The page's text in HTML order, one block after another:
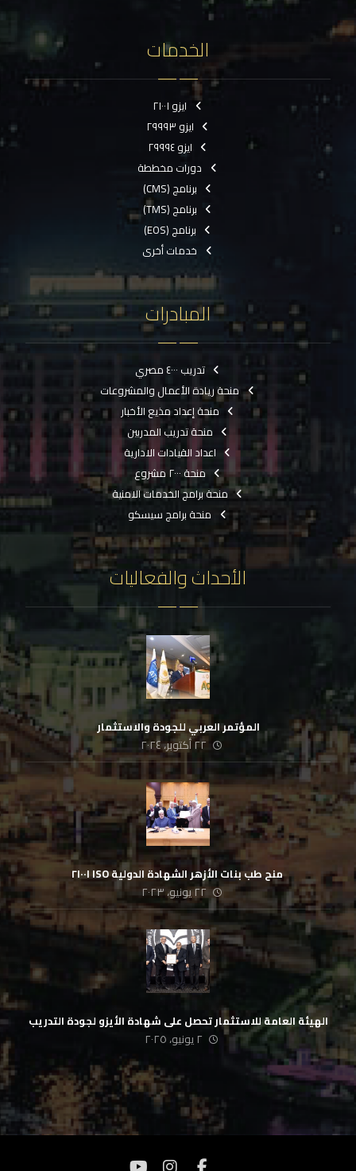
الخدمات
ايزو ٢١٠٠١
ايزو ٢٩٩٩٣
ايزو ٢٩٩٩٤
دورات مخططة
برنامج (CMS)
برنامج (TMS)
برنامج (EOS)
خدمات أخرى
المبادرات
تدريب ٤٠٠٠ مصري
منحة ريادة الأعمال والمشروعات
منحة إعداد مذيع الأخبار
منحة تدريب المدربين
اعداد القيادات الادارية
منحة ٢٠٠٠ مشروع
منحة برامج الخدمات الامنية
منحة برامج سيسكو
الأحداث والفعاليات
المؤتمر العربي للجودة والاستثمار
٢٢ أكتوبر، ٢٠٢٤
‏ منح طب بنات الأزهر الشهادة الدولية ISO ٢١٠٠١
٢٢ يونيو، ٢٠٢٣
الهيئة العامة للاستثمار تحصل على شهادة الأيزو لجودة التدريب
٢ يونيو، ٢٠٢٥